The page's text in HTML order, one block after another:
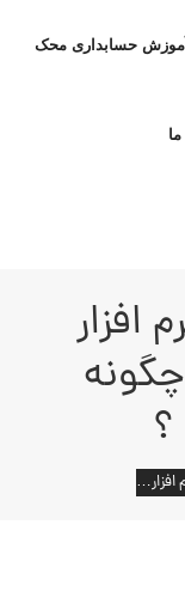
آموزش حسابداری محک
ما
افزار